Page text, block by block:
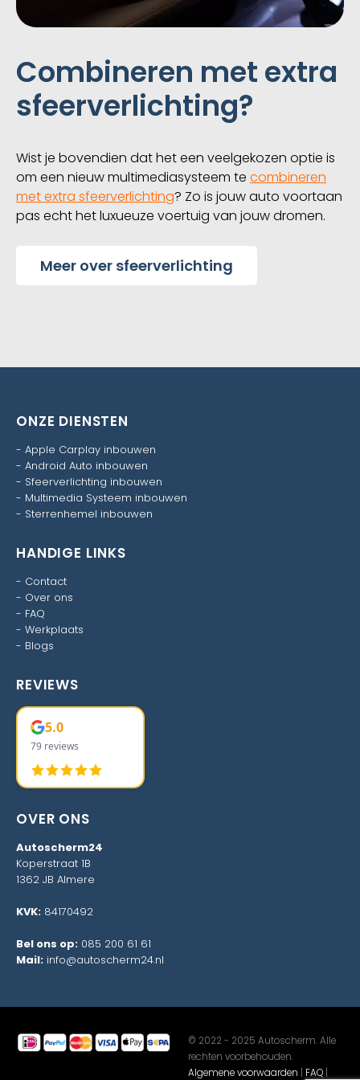
Combineren met extra
sfeerverlichting?
Wist je bovendien dat het een veelgekozen optie is
om een nieuw multimediasysteem te combineren
met extra sfeerverlichting? Zo is jouw auto voortaan
pas echt het luxueuze voertuig van jouw dromen.
Meer over sfeerverlichting
ONZE DIENSTEN
- Apple Carplay inbouwen
- Android Auto inbouwen
- Sfeerverlichting inbouwen
- Multimedia Systeem inbouwen
- Sterrenhemel inbouwen
HANDIGE LINKS
- Contact
- Over ons
- FAQ
- Werkplaats
- Blogs
REVIEWS
5.0
79 reviews
OVER ONS
Autoscherm24
Koperstraat 1B
1362 JB Almere
KVK: 84170492
Bel ons op: 085 200 61 61
Mail: info@autoscherm24.nl
© 2022 - 2025 Autoscherm. Alle
rechten voorbehouden.
Algemene voorwaarden
FAQ